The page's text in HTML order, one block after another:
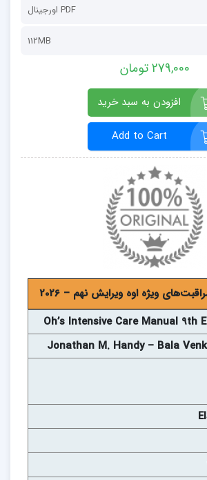
PDF اورجينال
112MB
279,000 تومان
افزودن به سبد خرید
Add to Cart
ویژه اوه ويرايش نهم – 2026
Oh’s Intensive Care Manual 9th
Jonathan M. Handy – Bala